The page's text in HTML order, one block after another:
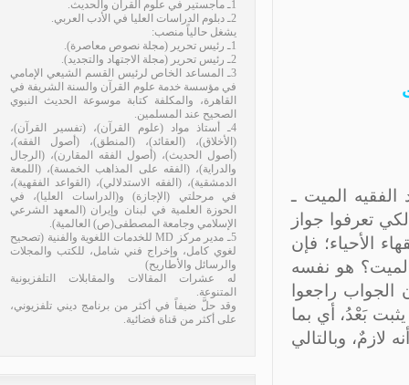
الميت ـ
تعرفوا جواز
الأحياء؛ فإن
هو نفسه
راجعوا
بَعْدُ، أي بما
وبالتالي
يشغل حالياً منصب:
3ـ المساعد الخاص لرئيس القسم الشيعي الإمامي
في مؤسسة خدمة علوم القرآن والسنة الشريفة في
القاهرة، والمكلفة كتابة موسوعة الحديث النبوي
الصحيح عند المسلمين.
4ـ أستاذ مواد (علوم القرآن)، (تفسير القرآن)،
(الأخلاق)، (العقائد)، (المنطق)، (أصول الفقه)،
(أصول الحديث)، (أصول الفقه المقارن)، (الرجال
والدراية)، (الفقه على المذاهب الخمسة)، (اللمعة
الدمشقية)، (الفقه الاستدلالي)، (القواعد الفقهية)،
في مرحلتي (الإجازة) و(الدراسات العليا)، في
الحوزة العلمية في لبنان وإيران (المعهد الشرعي
الإسلامي وجامعة المصطفى(ص) العالمية).
5ـ مدير مركز MD للخدمات اللغوية والفنية (تصحيح
لغوي كامل، وإخراج فني شامل، للكتب والمجلات
والرسائل والأطاريح)
له عشرات المقالات والمقابلات التلفزيونية
المتنوعة.
وقد حلَّ ضيفاً في أكثر من برنامج ديني تلفزيوني،
على أكثر من قناة فضائية.